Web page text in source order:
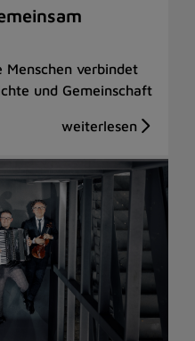
verbindet
und Gemeinschaft